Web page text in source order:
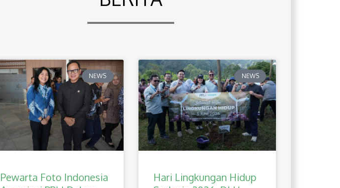
NEWS
Pewarta Foto Indonesia
NEWS
Hari Lingkungan Hidup